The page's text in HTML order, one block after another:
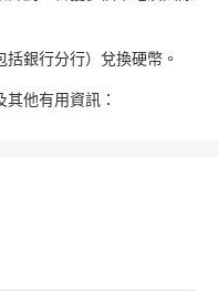
銀行分行）兌換硬幣。
其他有用資訊：